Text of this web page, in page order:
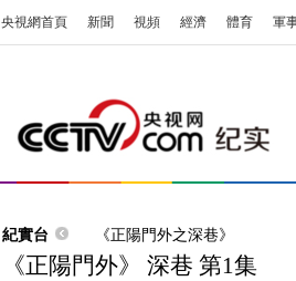
央視網首頁 新聞 視頻 經濟 體育 軍
紀實台 《正陽門外之深巷》
《正陽門外》 深巷 第1集